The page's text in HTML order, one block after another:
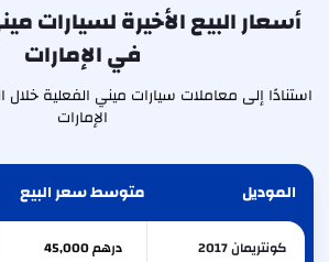
أسعار البيع الأخيرة لسيارات
في الإمارات
الإمارات
الموديل متوسط سعر البيع
كونتريمان 2017 درهم 45,000